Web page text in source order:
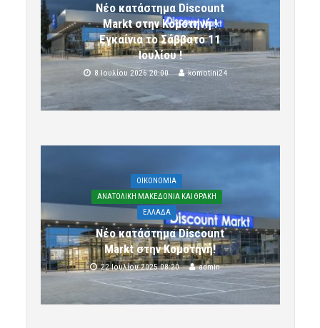
Νέο κατάστημα Discount
Markt στην Κομοτηνή !
Εγκαίνια το Σάββατο 11
Ιουλίου !
8 Ιουλίου 2026 20:00 komotini24
OIKONOMIA
ΑΝΑΤΟΛΙΚΗ ΜΑΚΕΔΟΝΙΑ ΚΑΙ ΘΡΑΚΗ
ΕΛΛΑΔΑ
Νέο κατάστημα Discount
Markt στην Κομοτηνή!
22 Ιουλίου 2025 08:20 admin